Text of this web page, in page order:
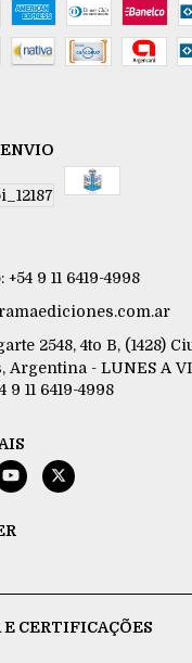
9 11 6419-4998
2548, 4to B, (1428)
Argentina - LUNES A
9 11 6419-4998
E CERTIFICAÇÕES